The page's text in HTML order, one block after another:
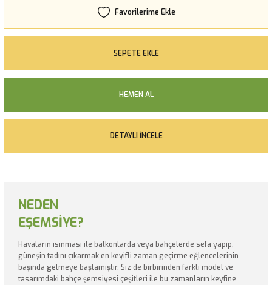
SEPETE EKLE
HEMEN AL
DETAYLI İNCELE
NEDEN
EŞEMSİYE?
Havaların ısınması ile balkonlarda veya bahçelerde sefa yapıp,
güneşin tadını çıkarmak en keyifli zaman geçirme eğlencelerinin
başında gelmeye başlamıştır. Siz de birbirinden farklı model ve
tasarımdaki bahçe şemsiyesi çeşitleri ile bu zamanların keyfine